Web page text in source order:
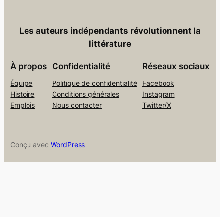
Les auteurs indépendants révolutionnent la
littérature
À propos
Équipe
Histoire
Emplois
Confidentialité
Politique de confidentialité
Conditions générales
Nous contacter
Réseaux sociaux
Facebook
Instagram
Twitter/X
Conçu avecWordPress